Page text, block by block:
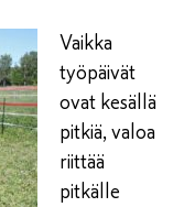
Vaikka
työpäivät
ovat kesällä
pitkiä, valoa
riittää
pitkälle